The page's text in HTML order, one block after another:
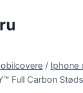
/ Iphone
Full Carbon